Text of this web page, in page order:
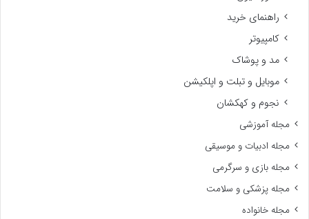
راهنمای خرید
کامپیوتر
مد و پوشاک
موبایل و تبلت و اپلکیشن
نجوم و کهکشان
مجله آموزشی
مجله ادبیات و موسیقی
مجله بازی و سرگرمی
مجله پزشکی و سلامت
مجله خانواده